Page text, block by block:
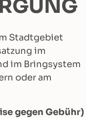
Stadtgebiet
im
im Bringsystem
oder am
gegen Gebühr)